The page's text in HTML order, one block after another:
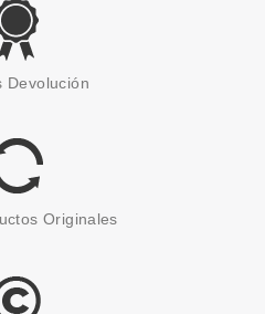
750 ML
Devolución
Originales